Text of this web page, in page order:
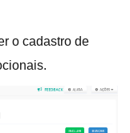
o cadastro de